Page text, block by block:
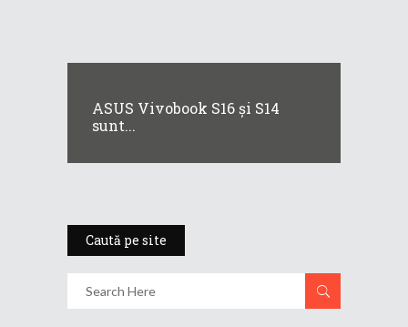
ASUS Vivobook S16 și S14
sunt...
Caută pe site